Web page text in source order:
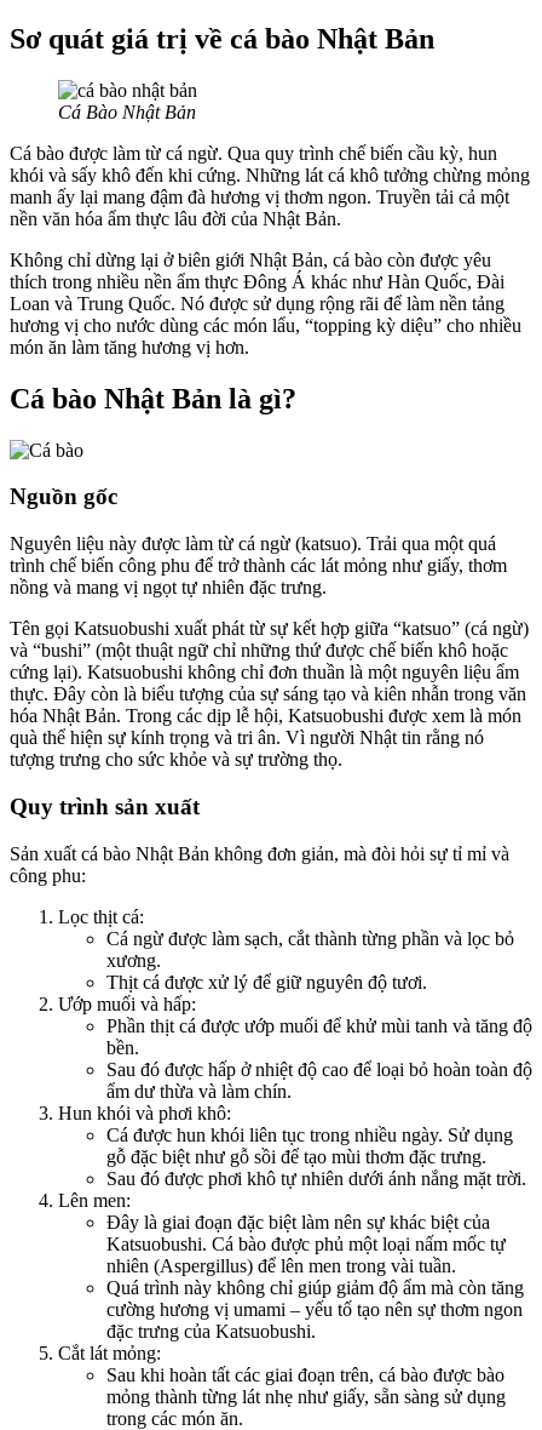
Sơ quát giá trị về cá bào Nhật Bản
Cá Bào Nhật Bản
Cá bào được làm từ cá ngừ. Qua quy trình chế biến cầu kỳ, hun
khói và sấy khô đến khi cứng. Những lát cá khô tưởng chừng mỏng
manh ấy lại mang đậm đà hương vị thơm ngon. Truyền tải cả một
nền văn hóa ẩm thực lâu đời của Nhật Bản.
Không chỉ dừng lại ở biên giới Nhật Bản, cá bào còn được yêu
thích trong nhiều nền ẩm thực Đông Á khác như Hàn Quốc, Đài
Loan và Trung Quốc. Nó được sử dụng rộng rãi để làm nền tảng
hương vị cho nước dùng các món lẩu, “topping kỳ diệu” cho nhiều
món ăn làm tăng hương vị hơn.
Cá bào Nhật Bản là gì?
Nguồn gốc
Nguyên liệu này được làm từ cá ngừ (katsuo). Trải qua một quá
trình chế biến công phu để trở thành các lát mỏng như giấy, thơm
nồng và mang vị ngọt tự nhiên đặc trưng.
Tên gọi Katsuobushi xuất phát từ sự kết hợp giữa “katsuo” (cá ngừ)
và “bushi” (một thuật ngữ chỉ những thứ được chế biến khô hoặc
cứng lại). Katsuobushi không chỉ đơn thuần là một nguyên liệu ẩm
thực. Đây còn là biểu tượng của sự sáng tạo và kiên nhẫn trong văn
hóa Nhật Bản. Trong các dịp lễ hội, Katsuobushi được xem là món
quà thể hiện sự kính trọng và tri ân. Vì người Nhật tin rằng nó
tượng trưng cho sức khỏe và sự trường thọ.
Quy trình sản xuất
Sản xuất cá bào Nhật Bản không đơn giản, mà đòi hỏi sự tỉ mỉ và
công phu:
Lọc thịt cá:
Cá ngừ được làm sạch, cắt thành từng phần và lọc bỏ
xương.
Thịt cá được xử lý để giữ nguyên độ tươi.
Ướp muối và hấp:
Phần thịt cá được ướp muối để khử mùi tanh và tăng độ
bền.
Sau đó được hấp ở nhiệt độ cao để loại bỏ hoàn toàn độ
ẩm dư thừa và làm chín.
Hun khói và phơi khô:
Cá được hun khói liên tục trong nhiều ngày. Sử dụng
gỗ đặc biệt như gỗ sồi để tạo mùi thơm đặc trưng.
Sau đó được phơi khô tự nhiên dưới ánh nắng mặt trời.
Lên men:
Đây là giai đoạn đặc biệt làm nên sự khác biệt của
Katsuobushi. Cá bào được phủ một loại nấm mốc tự
nhiên (Aspergillus) để lên men trong vài tuần.
Quá trình này không chỉ giúp giảm độ ẩm mà còn tăng
cường hương vị umami – yếu tố tạo nên sự thơm ngon
đặc trưng của Katsuobushi.
Cắt lát mỏng:
Sau khi hoàn tất các giai đoạn trên, cá bào được bào
mỏng thành từng lát nhẹ như giấy, sẵn sàng sử dụng
trong các món ăn.